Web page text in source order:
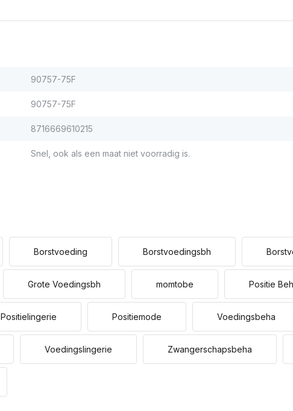
90757-75F
90757-75F
8716669610215
Snel, ook als een maat niet voorradig is.
Borstvoeding Borstvoedingsbh
Grote Voedingsbh momtobe Positie
Positielingerie Positiemode Voedingsbeha
Voedingslingerie Zwangerschapsbeha